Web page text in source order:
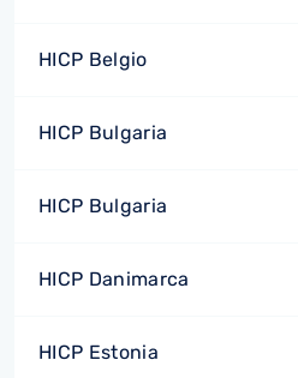
HICP Belgio
HICP Bulgaria
HICP Bulgaria
HICP Danimarca
HICP Estonia